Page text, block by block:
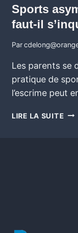
Sports
faut-il
Par
Les parents se
pratique de
l’escrime peut
LIRE LA SUITE